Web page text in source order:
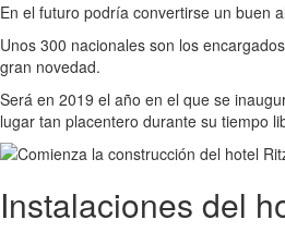
En el futuro podría convertirse un buen
Unos 300 nacionales son los
gran novedad.
Será en 2019 el año en el que se
lugar tan placentero durante su tiempo
Instalaciones del